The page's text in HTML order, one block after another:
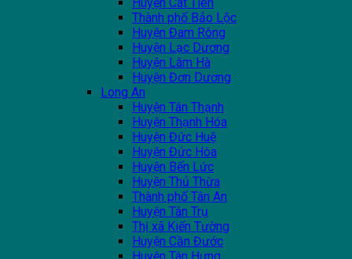
Thành phố Bảo Lộc
Huyện Đam Rông
Huyện Lạc Dương
Huyện Lâm Hà
Huyện Đơn Dương
Long An
Huyện Tân Thạnh
Huyện Thạnh Hóa
Huyện Đức Huệ
Huyện Đức Hòa
Huyện Bến Lức
Huyện Thủ Thừa
Thành phố Tân An
Huyện Tân Trụ
Thị xã Kiến Tường
Huyện Cần Đước